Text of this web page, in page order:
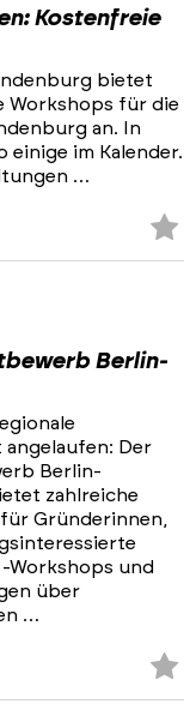
Kostenfreie
bietet
Workshops für die
an. In
einige im Kalender.
…
Berlin-
Der
Berlin-
zahlreiche
Gründerinnen,
Workshops und
über
…